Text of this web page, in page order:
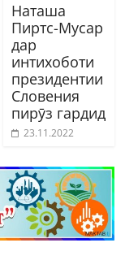
Наташа
Пиртс-Мусар
дар
интихоботи
президентии
Словения
пирӯз гардид
23.11.2022